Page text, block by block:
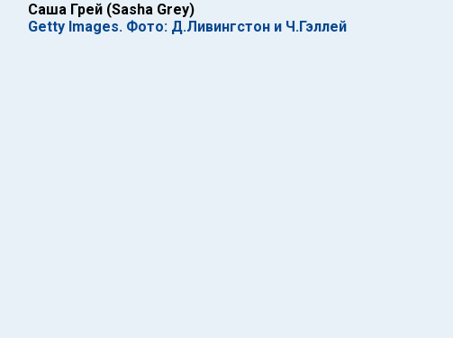
Саша Грей (Sasha Grey)
Getty Images. Фото: Д.Ливингстон и Ч.Гэллей